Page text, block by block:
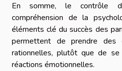
En somme, le contrôle
compréhension de la
éléments clé du succès des
permettent de prendre des
rationnelles, plutôt que de
réactions émotionnelles.